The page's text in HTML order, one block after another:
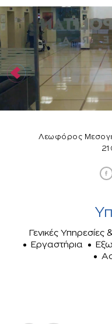
Λεωφόρος
Γενικές Υπηρεσίες
Εργαστήρια